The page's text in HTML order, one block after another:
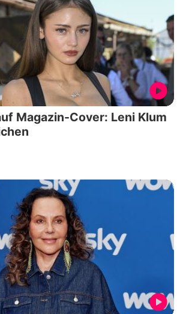
Magazin-Cover: Leni Klum